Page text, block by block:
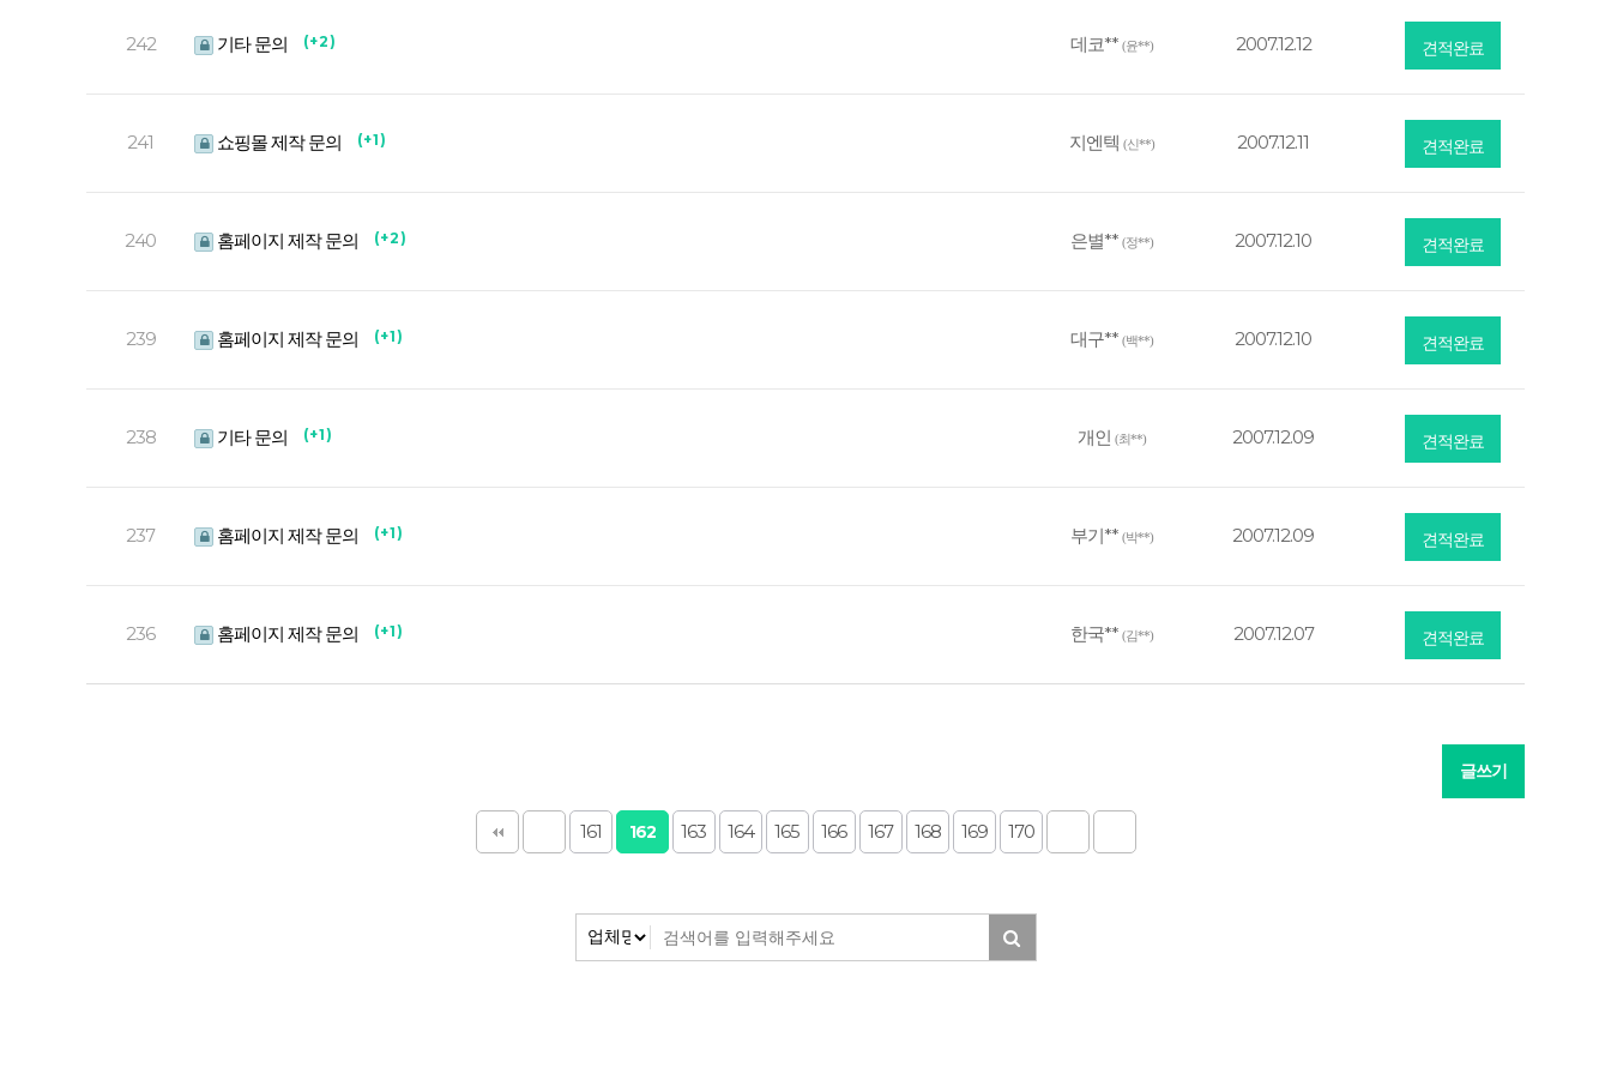
242 기타 문의 ( + 2 ) 데코** (윤**) 2007.12.12 견적완료
241 쇼핑몰 제작 문의 ( + 1 ) 지엔텍 (신**) 2007.12.11 견적완료
240 홈페이지 제작 문의 ( + 2 ) 은별** (정**) 2007.12.10 견적완료
239 홈페이지 제작 문의 ( + 1 ) 대구** (백**) 2007.12.10 견적완료
238 기타 문의 ( + 1 ) 개인 (최**) 2007.12.09 견적완료
237 홈페이지 제작 문의 ( + 1 ) 부기** (박**) 2007.12.09 견적완료
236 홈페이지 제작 문의 ( + 1 ) 한국** (김**) 2007.12.07 견적완료
글쓰기
161 162 163 164 165 166 167 168 169 170
맨끝